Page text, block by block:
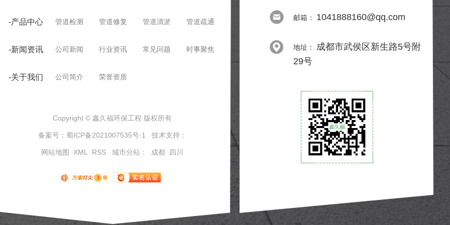
-产品中心 管道检测 管道修复 管道清淤 管道疏通
-新闻资讯 公司新闻 行业资讯 常见问题 时事聚焦
-关于我们 公司简介 荣誉资质
Copyright © 鑫久福环保工程 版权所有
备案号： 蜀ICP备2021007535号-1 技术支持：
网站地图 XML RSS 城市分站 ： 成都 四川
邮箱： 1041888160@qq.com
地址： 成都市武侯区新生路5号附
29号